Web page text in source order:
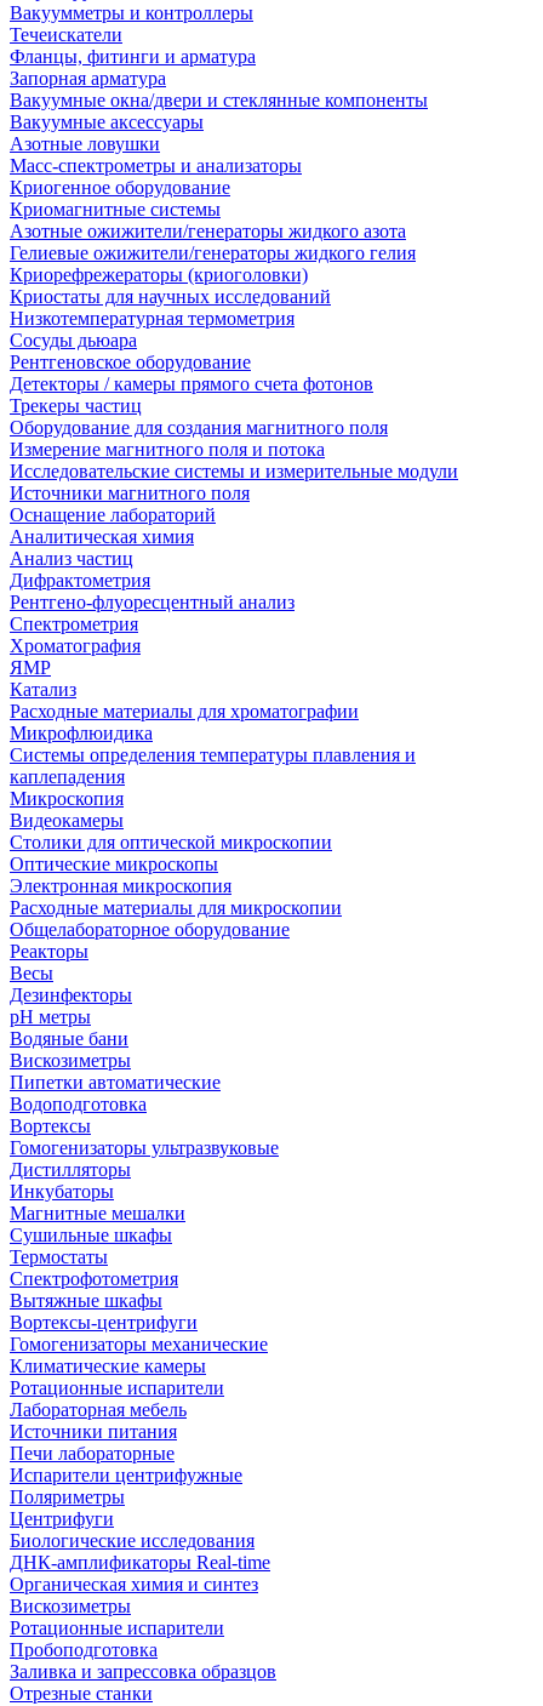
Вакуумметры и контроллеры
Течеискатели
Фланцы, фитинги и арматура
Запорная арматура
Вакуумные окна/двери и стеклянные компоненты
Вакуумные аксессуары
Азотные ловушки
Масс-спектрометры и анализаторы
Криогенное оборудование
Криомагнитные системы
Азотные ожижители/генераторы жидкого азота
Гелиевые ожижители/генераторы жидкого гелия
Криорефрежераторы (криоголовки)
Криостаты для научных исследований
Низкотемпературная термометрия
Сосуды дьюара
Рентгеновское оборудование
Детекторы / камеры прямого счета фотонов
Трекеры частиц
Оборудование для создания магнитного поля
Измерение магнитного поля и потока
Исследовательские системы и измерительные модули
Источники магнитного поля
Оснащение лабораторий
Аналитическая химия
Анализ частиц
Дифрактометрия
Рентгено-флуоресцентный анализ
Спектрометрия
Хроматография
ЯМР
Катализ
Расходные материалы для хроматографии
Микрофлюидика
Системы определения температуры плавления и
каплепадения
Микроскопия
Видеокамеры
Столики для оптической микроскопии
Оптические микроскопы
Электронная микроскопия
Расходные материалы для микроскопии
Общелабораторное оборудование
Реакторы
Весы
Дезинфекторы
рН метры
Водяные бани
Вискозиметры
Пипетки автоматические
Водоподготовка
Вортексы
Гомогенизаторы ультразвуковые
Дистилляторы
Инкубаторы
Магнитные мешалки
Сушильные шкафы
Термостаты
Спектрофотометрия
Вытяжные шкафы
Вортексы-центрифуги
Гомогенизаторы механические
Климатические камеры
Ротационные испарители
Лабораторная мебель
Источники питания
Печи лабораторные
Испарители центрифужные
Поляриметры
Центрифуги
Биологические исследования
ДНК-амплификаторы Real-time
Органическая химия и синтез
Вискозиметры
Ротационные испарители
Пробоподготовка
Заливка и запрессовка образцов
Отрезные станки